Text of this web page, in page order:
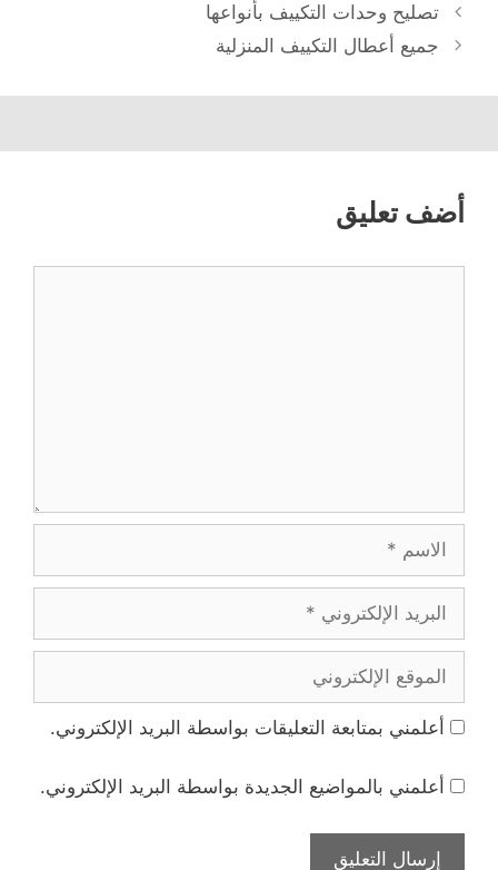
تصليح وحدات التكييف بأنواعها
جميع أعطال التكييف المنزلية
أضف تعليق
الإلكتروني
الإلكتروني
أعلمني بمتابعة التعليقات بواسطة البريد الإلكتروني.
أعلمني بالمواضيع الجديدة بواسطة البريد الإلكتروني.